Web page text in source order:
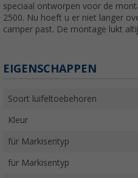
speciaal ontworpen voor de
2500. Nu hoeft u er niet langer
camper past. De montage lukt
EIGENSCHAPPEN
Soort luifeltoebehoren
Kleur
für Markisentyp
für Markisentyp